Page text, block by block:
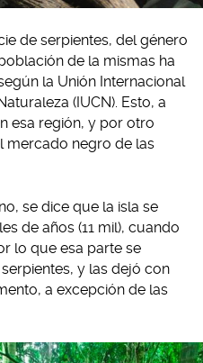
de serpientes, del género
de la mismas ha
la Unión Internacional
(IUCN). Esto, a
esa región, y por otro
mercado negro de las
se dice que la isla se
de años (11 mil), cuando
lo que esa parte se
y las dejó con
a excepción de las